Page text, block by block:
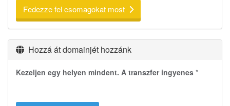
Fedezze fel csomagokat most
Hozzá át domainjét hozzánk
Kezeljen egy helyen mindent. A transzfer ingyenes *